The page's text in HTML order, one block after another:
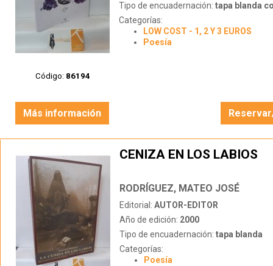
Código: 86194
Tipo de encuadernación: tapa blanda
Categorías:
LOW COST - 1, 2 Y 3 EUROS
Poesía
Más información
CENIZA EN LOS LABIOS
RODRÍGUEZ, MATEO JOSÉ
Editorial: AUTOR-EDITOR
Año de edición: 2000
Tipo de encuadernación: tapa blanda
Categorías:
Poesía